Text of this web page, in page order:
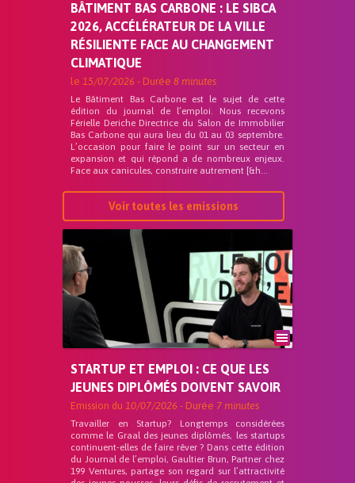
BÂTIMENT BAS CARBONE : LE SIBCA
2026, ACCÉLÉRATEUR DE LA VILLE
RÉSILIENTE FACE AU CHANGEMENT
CLIMATIQUE
le 15/07/2026 - Durée 8 minutes
Le Bâtiment Bas Carbone est le sujet de cette
édition du journal de l’emploi. Nous recevons
Férielle Deriche Directrice du Salon de Immobilier
Bas Carbone qui aura lieu du 01 au 03 septembre.
L’occasion pour faire le point sur un secteur en
expansion et qui répond a de nombreux enjeux.
Face aux canicules, construire autrement [&h...
Voir toutes les emissions
STARTUP ET EMPLOI : CE QUE LES
JEUNES DIPLÔMÉS DOIVENT SAVOIR
Emission du 10/07/2026 - Durée 7 minutes
Travailler en Startup? Longtemps considérées
comme le Graal des jeunes diplômés, les startups
continuent-elles de faire rêver ? Dans cette édition
du Journal de l’emploi, Gaultier Brun, Partner chez
199 Ventures, partage son regard sur l’attractivité